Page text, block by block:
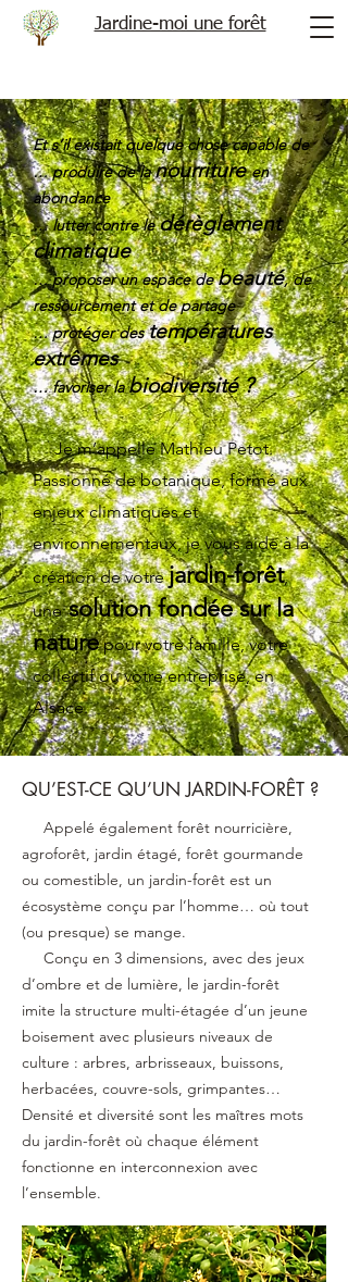
Jardine-moi une forêt
Et s’il existait quelque chose capable de
… produire de lanourritureen
abondance
… lutter contre ledérèglement
climatique
… proposer un espace debeauté, de
ressourcement et de partage
… protéger destempératures
extrêmes
… favoriser labiodiversité ?
Je m’appelle Mathieu Petot.
Passionné de botanique, formé aux
enjeux climatiques et
environnementaux, je vous aide à la
création de votrejardin-forêt,
une solution fondée sur la
nature pour votre famille, votre
collectif ou votre entreprise, en
Alsace.
QU’EST-CE QU’UN JARDIN-FORÊT ?
Appelé également forêt nourricière,
agroforêt, jardin étagé, forêt gourmande
ou comestible, un jardin-forêt est un
écosystème conçu par l’homme… où tout
(ou presque) se mange.
Conçu en 3 dimensions, avec des jeux
d’ombre et de lumière, le jardin-forêt
imite la structure multi-étagée d’un jeune
boisement avec plusieurs niveaux de
culture : arbres, arbrisseaux, buissons,
herbacées, couvre-sols, grimpantes…
Densité et diversité sont les maîtres mots
du jardin-forêt où chaque élément
fonctionne en interconnexion avec
l’ensemble.